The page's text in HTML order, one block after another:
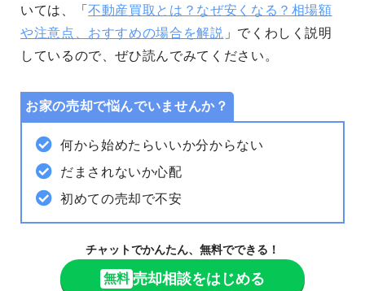
いては、「不動産買取とは？なぜ安くなる？相場額
や注意点、おすすめの場合を解説 」でくわしく説明
しているので、ぜひ読んでみてください。
お家の売却で悩んでいませんか？
何から始めたらいいか分からない
だまされないか心配
初めての売却で不安
チャットでかんたん、無料でできる！
無料 売却相談をはじめる